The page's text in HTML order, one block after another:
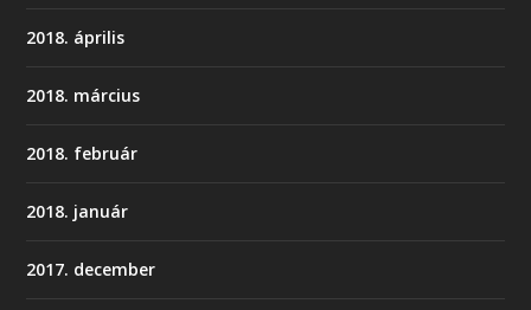
2018. április
2018. március
2018. február
2018. január
2017. december